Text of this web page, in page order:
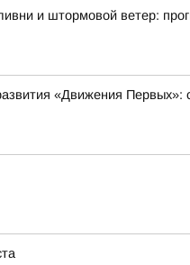
и штормовой ветер:
«Движения Первых»: